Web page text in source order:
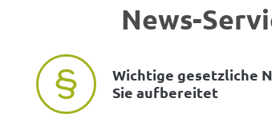
News-
Wichtige gesetzliche
Sie aufbereitet